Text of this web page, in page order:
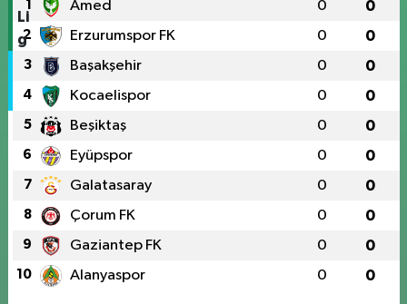
1 Amed 0 0
2 Erzurumspor FK 0 0
3 Başakşehir 0 0
4 Kocaelispor 0 0
5 Beşiktaş 0 0
6 Eyüpspor 0 0
7 Galatasaray 0 0
8 Çorum FK 0 0
9 Gaziantep FK 0 0
10 Alanyaspor 0 0